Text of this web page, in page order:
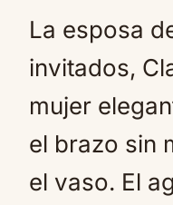
La esposa
invitados,
mujer
el brazo sin
el vaso. El